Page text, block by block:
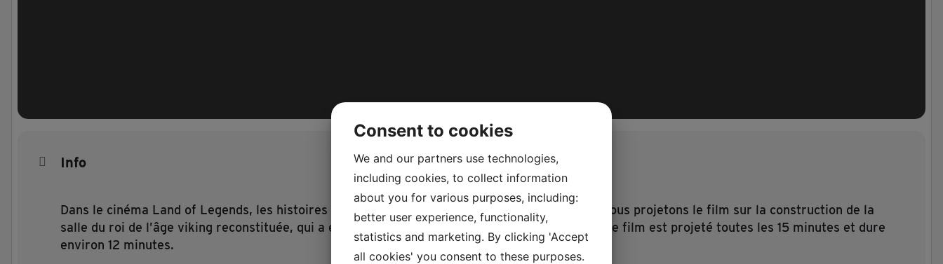
Info
Dans le cinéma Land of Legends, les histoires se déroulent toute la journée. Dans le cinéma, nous projetons le film sur la construction de la
salle du roi de l’âge viking reconstituée, qui a été achevée à Lejre Land of Legends en 2020.
Le film est projeté toutes les 15 minutes et dure
environ 12 minutes.
Consent to cookies
We and our partners use technologies,
including cookies, to collect information
about you for various purposes, including:
better user experience, functionality,
statistics and marketing. By clicking 'Accept
all cookies' you consent to these purposes.